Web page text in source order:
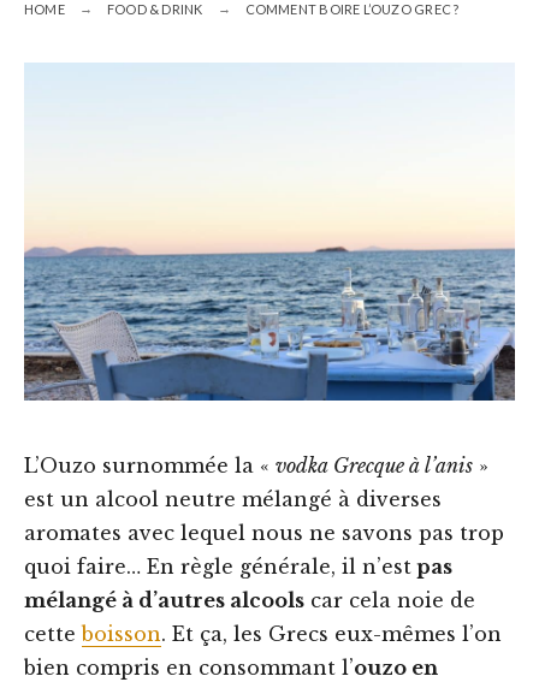
HOME FOOD & DRINK COMMENT BOIRE L’OUZO GREC ?
L’Ouzo surnommée la « vodka Grecque à l’anis »
est un alcool neutre mélangé à diverses
aromates avec lequel nous ne savons pas trop
quoi faire… En règle générale, il n’est pas
mélangé à d’autres alcools car cela noie de
cetteboisson. Et ça, les Grecs eux-mêmes l’on
bien compris en consommant l’ouzo en